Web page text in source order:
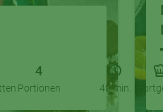
4
Portionen 40 min.